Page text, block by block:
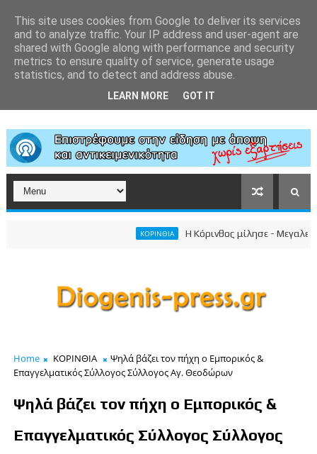
ΚΟΡΙΝΘΙΑ Η Κόρινθος μίλησε - Μεγαλειώδης
Home ΚΟΡΙΝΘΙΑ
Ψηλά βάζει τον πήχη ο Εμπορικός &
Επαγγελματικός Σύλλογος Σύλλογος Αγ. Θεοδώρων
Ψηλά βάζει τον πήχη ο Εμπορικός &
Επαγγελματικός Σύλλογος Σύλλογος
This site uses cookies from Google to deliver its services
and to analyze traffic. Your IP address and user-agent are
shared with Google along with performance and security
metrics to ensure quality of service, generate usage
statistics, and to detect and address abuse.
LEARN MORE GOT IT